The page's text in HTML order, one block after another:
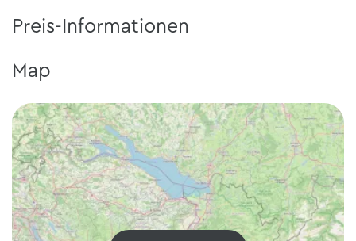
Preis-Informationen
Map